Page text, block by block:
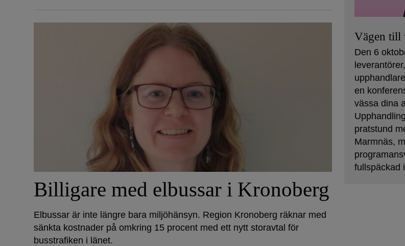
Billigare med elbussar i Kronoberg
Elbussar är inte längre bara miljöhänsyn. Region Kronoberg räknar med
sänkta kostnader på omkring 15 procent med ett nytt storavtal för
busstrafiken i länet.
Vägen till
Den 6
en
vässa dina
pratstund
Marmnäs,
fullspäckad